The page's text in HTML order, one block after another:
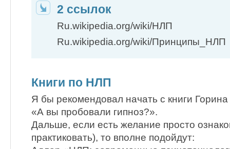
2 ссылок
Ru.wikipedia.org/wiki/НЛП
Ru.wikipedia.org/wiki/Принципы_НЛП
Книги по НЛП
Я бы рекомендовал начать с книги Горина
«А вы пробовали гипноз?».
Дальше, если есть желание просто
практиковать), то вполне подойдут: